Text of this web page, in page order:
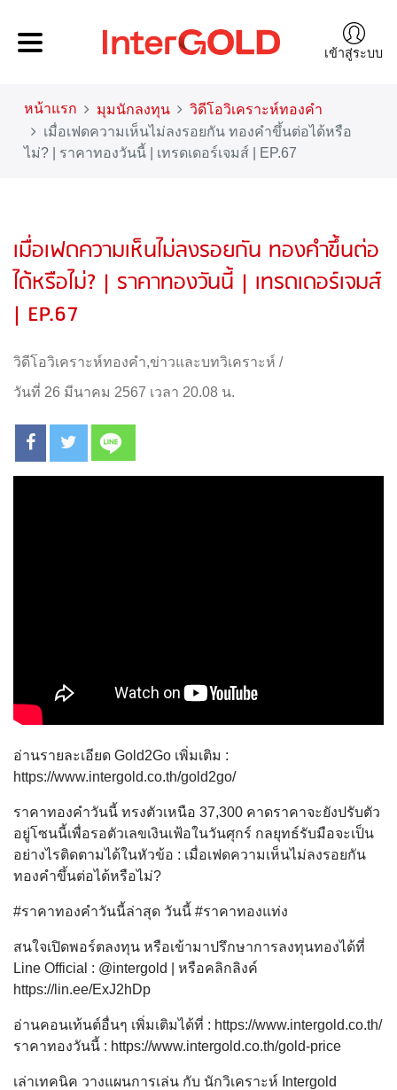
เข้าสู่ระบบ
หน้าแรก มุมนักลงทุน
วิดีโอวิเคราะห์ทองคำ
เมื่อเฟดความเห็นไม่ลงรอยกัน ทองคำขึ้นต่อได้หรือ
ไม่? | ราคาทองวันนี้ | เทรดเดอร์เจมส์ | EP.67
เมื่อเฟดความเห็นไม่ลงรอยกัน ทองคำขึ้นต่อ
ได้หรือไม่? | ราคาทองวันนี้ | เทรดเดอร์เจมส์
| EP.67
วิดีโอวิเคราะห์ทองคำ,ข่าวและบทวิเคราะห์ /
วันที่ 26 มีนาคม 2567 เวลา 20.08 น.
อ่านรายละเอียด Gold2Go เพิ่มเติม :
https://www.intergold.co.th/gold2go/
ราคาทองคำวันนี้ ทรงตัวเหนือ 37,300 คาดราคาจะยังปรับตัว
อยู่โซนนี้เพื่อรอตัวเลขเงินเฟ้อในวันศุกร์ กลยุทธ์รับมือจะเป็น
อย่างไรติดตามได้ในหัวข้อ : เมื่อเฟดความเห็นไม่ลงรอยกัน
ทองคำขึ้นต่อได้หรือไม่?
#ราคาทองคําวันนี้ล่าสุด วันนี้ #ราคาทองแท่ง
สนใจเปิดพอร์ตลงทุน หรือเข้ามาปรึกษาการลงทุนทองได้ที่
Line Official : @intergold | หรือคลิกลิงค์
https://lin.ee/ExJ2hDp
อ่านคอนเท้นต์อื่นๆ เพิ่มเติมได้ที่ : https://www.intergold.co.th/​​​​​
ราคาทองวันนี้ : https://www.intergold.co.th/gold-price
เล่าเทคนิค วางแผนการเล่น กับ นักวิเคราะห์ Intergold